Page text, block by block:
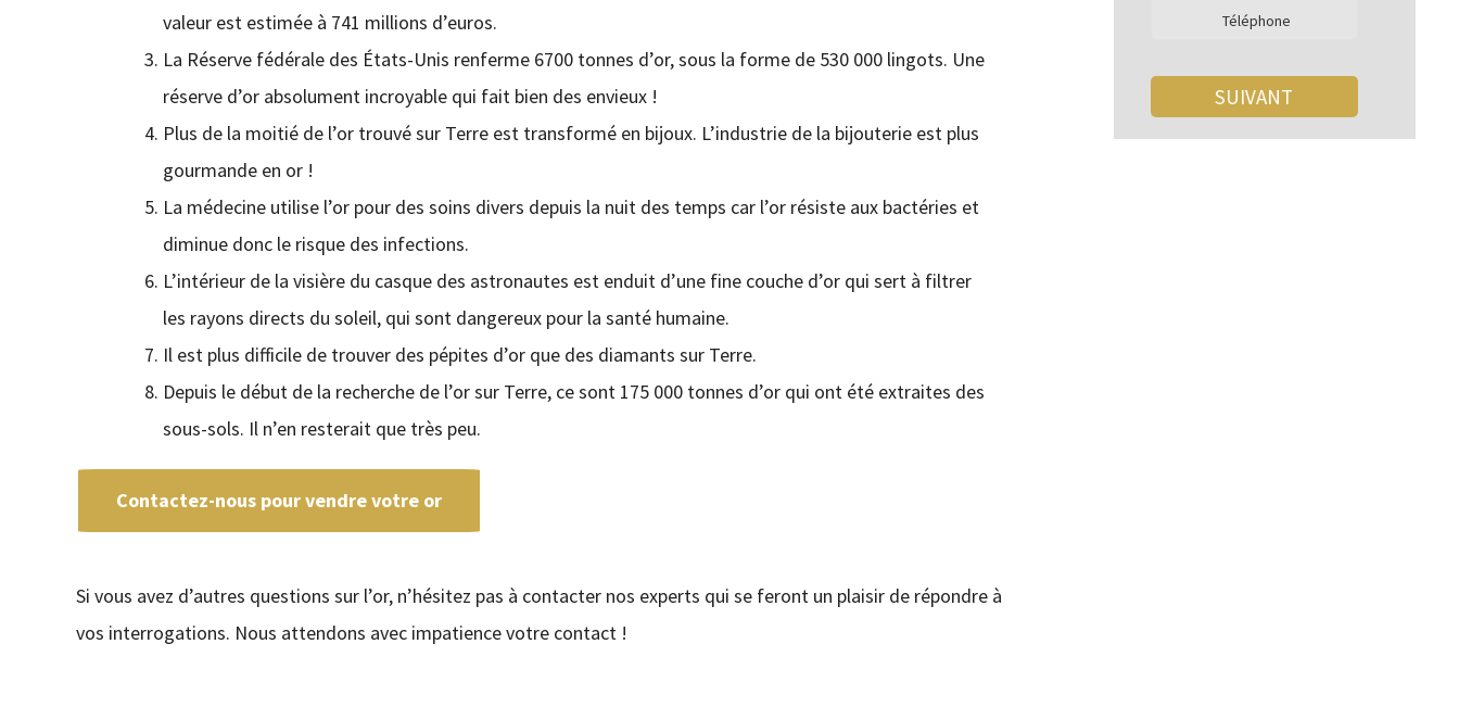
valeur est estimée à 741 millions d’euros.
La Réserve fédérale des États-Unis renferme 6700 tonnes d’or, sous la forme de 530 000 lingots. Une
réserve d’or absolument incroyable qui fait bien des envieux !
Plus de la moitié de l’or trouvé sur Terre est transformé en bijoux. L’industrie de la bijouterie est plus
gourmande en or !
La médecine utilise l’or pour des soins divers depuis la nuit des temps car l’or résiste aux bactéries et
diminue donc le risque des infections.
L’intérieur de la visière du casque des astronautes est enduit d’une fine couche d’or qui sert à filtrer
les rayons directs du soleil, qui sont dangereux pour la santé humaine.
Il est plus difficile de trouver des pépites d’or que des diamants sur Terre.
Depuis le début de la recherche de l’or sur Terre, ce sont 175 000 tonnes d’or qui ont été extraites des
sous-sols. Il n’en resterait que très peu.
Contactez-nous pour vendre votre or
Si vous avez d’autres questions sur l’or, n’hésitez pas à contacter nos experts qui se feront un plaisir de répondre à
vos interrogations. Nous attendons avec impatience votre contact !